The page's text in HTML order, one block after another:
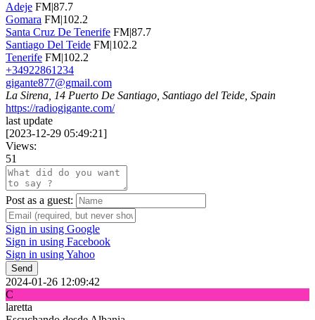
Adeje FM|87.7
Gomara FM|102.2
Santa Cruz De Tenerife FM|87.7
Santiago Del Teide FM|102.2
Tenerife FM|102.2
+34922861234
gigante877@gmail.com
La Sirena, 14 Puerto De Santiago, Santiago del Teide, Spain
https://radiogigante.com/
last update
[2023-12-29 05:49:21]
Views:
51
Post as a guest:
Sign in using Google
Sign in using Facebook
Sign in using Yahoo
Send
2024-01-26 12:09:42
C
laretta